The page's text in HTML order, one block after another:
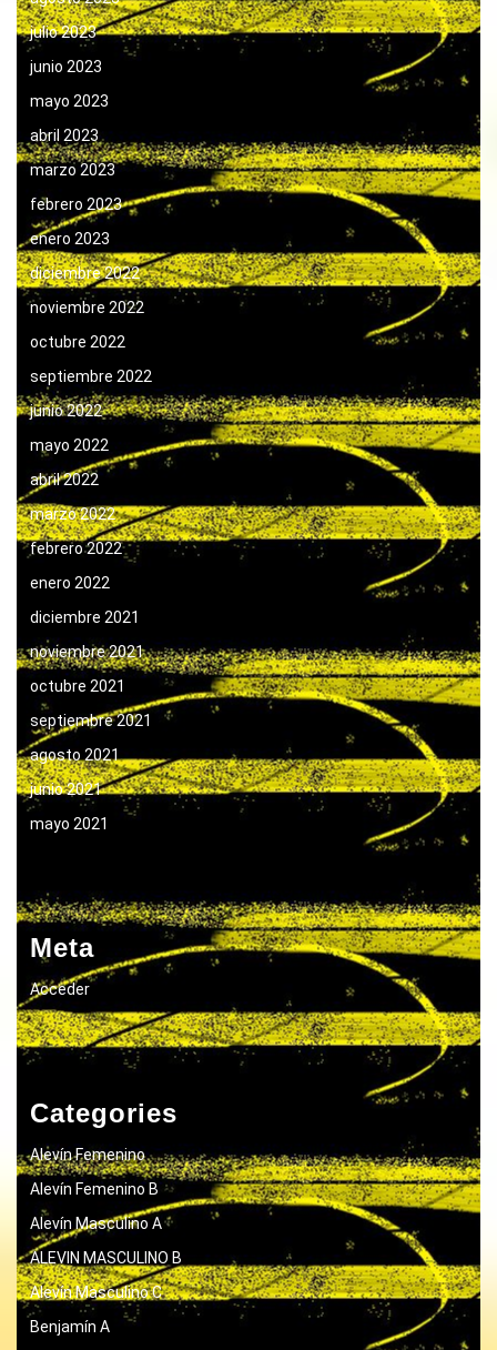
julio 2023
junio 2023
mayo 2023
abril 2023
marzo 2023
febrero 2023
enero 2023
diciembre 2022
noviembre 2022
octubre 2022
septiembre 2022
junio 2022
mayo 2022
abril 2022
marzo 2022
febrero 2022
enero 2022
diciembre 2021
noviembre 2021
octubre 2021
septiembre 2021
agosto 2021
junio 2021
mayo 2021
Meta
Acceder
Categories
Alevín Femenino
Alevín Femenino B
Alevín Masculino A
ALEVIN MASCULINO B
Alevín Masculino C
Benjamín A